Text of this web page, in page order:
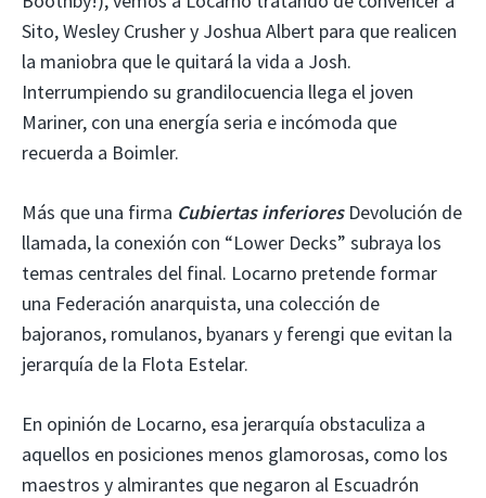
Sito, Wesley Crusher y Joshua Albert para que realicen
la maniobra que le quitará la vida a Josh.
Interrumpiendo su grandilocuencia llega el joven
Mariner, con una energía seria e incómoda que
recuerda a Boimler.
Más que una firma Cubiertas inferioresDevolución de
llamada, la conexión con “Lower Decks” subraya los
temas centrales del final. Locarno pretende formar
una Federación anarquista, una colección de
bajoranos, romulanos, byanars y ferengi que evitan la
jerarquía de la Flota Estelar.
En opinión de Locarno, esa jerarquía obstaculiza a
aquellos en posiciones menos glamorosas, como los
maestros y almirantes que negaron al Escuadrón